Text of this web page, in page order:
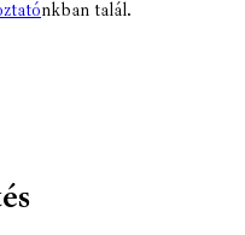
nkban talál.